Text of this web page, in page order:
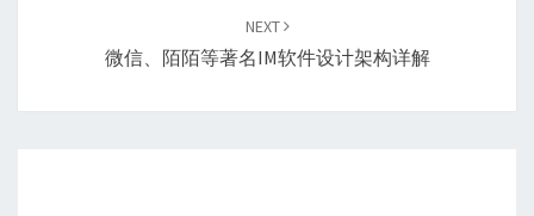
NEXT
微信、陌陌等著名IM软件设计架构详解